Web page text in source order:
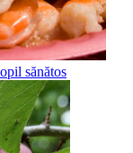
sănătos